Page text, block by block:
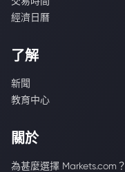
經濟日曆
了解
新聞
教育中心
關於
為甚麼選擇 Markets.com？